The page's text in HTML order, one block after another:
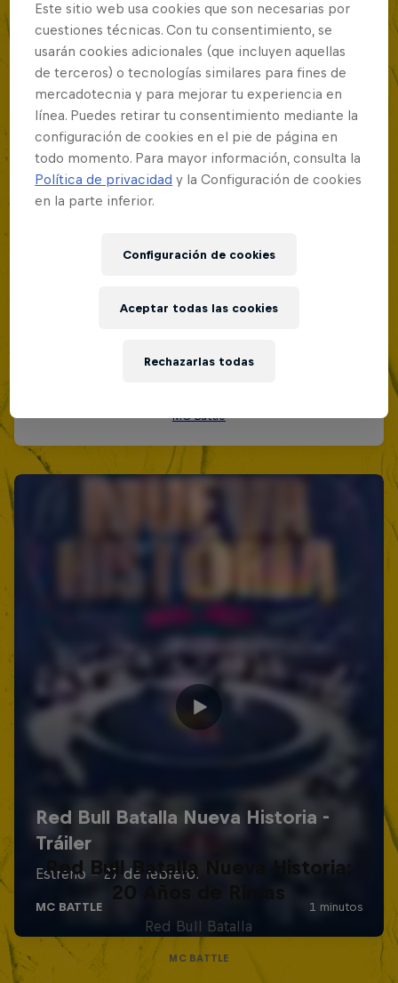
Red Bull Batalla Nueva Historia:
20 Años de Rimas
Red Bull Batalla
MC BATTLE
Este sitio web usa cookies que son necesarias por
cuestiones técnicas. Con tu consentimiento, se
usarán cookies adicionales (que incluyen aquellas
de terceros) o tecnologías similares para fines de
mercadotecnia y para mejorar tu experiencia en
línea. Puedes retirar tu consentimiento mediante la
configuración de cookies en el pie de página en
todo momento. Para mayor información, consulta la
Política de privacidad y la Configuración de cookies
en la parte inferior.
Configuración de cookies
Rechazarlas todas
Aceptar todas las cookies